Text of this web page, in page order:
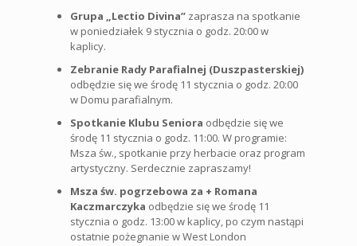
Grupa „Lectio Divina” zaprasza na spotkanie
w poniedziałek 9 stycznia o godz. 20:00 w
kaplicy.
Zebranie Rady Parafialnej (Duszpasterskiej)
odbędzie się we środę 11 stycznia o godz. 20:00
w Domu parafialnym.
Spotkanie Klubu Seniora odbędzie się we
środę 11 stycznia o godz. 11:00. W programie:
Msza św., spotkanie przy herbacie oraz program
artystyczny. Serdecznie zapraszamy!
Msza św. pogrzebowa za + Romana
Kaczmarczyka odbędzie się we środę 11
stycznia o godz. 13:00 w kaplicy, po czym nastąpi
ostatnie pożegnanie w West London